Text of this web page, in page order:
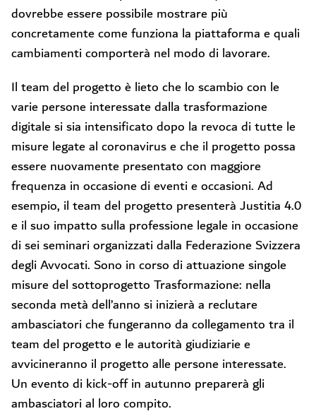
dovrebbe essere possibile mostrare più
concretamente come funziona la piattaforma e quali
cambiamenti comporterà nel modo di lavorare.
Il team del progetto è lieto che lo scambio con le
varie persone interessate dalla trasformazione
digitale si sia intensificato dopo la revoca di tutte le
misure legate al coronavirus e che il progetto possa
essere nuovamente presentato con maggiore
frequenza in occasione di eventi e occasioni. Ad
esempio, il team del progetto presenterà Justitia 4.0
e il suo impatto sulla professione legale in occasione
di sei seminari organizzati dalla Federazione Svizzera
degli Avvocati. Sono in corso di attuazione singole
misure del sottoprogetto Trasformazione: nella
seconda metà dell’anno si inizierà a reclutare
ambasciatori che fungeranno da collegamento tra il
team del progetto e le autorità giudiziarie e
avvicineranno il progetto alle persone interessate.
Un evento di kick-off in autunno preparerà gli
ambasciatori al loro compito.